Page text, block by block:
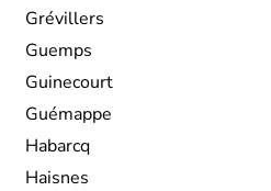
Grévillers
Guemps
Guinecourt
Guémappe
Habarcq
Haisnes